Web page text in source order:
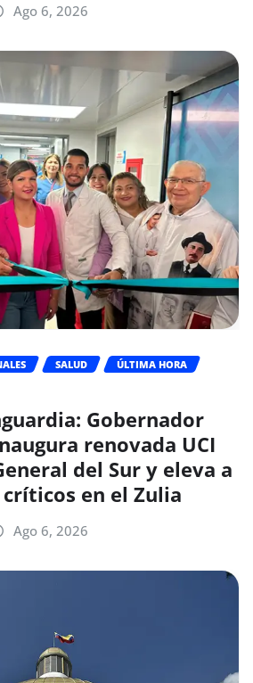
Ago 6, 2026
SALUD
ÚLTIMA HORA
Gobernador
renovada UCI
del Sur y eleva a
en el Zulia
Ago 6, 2026